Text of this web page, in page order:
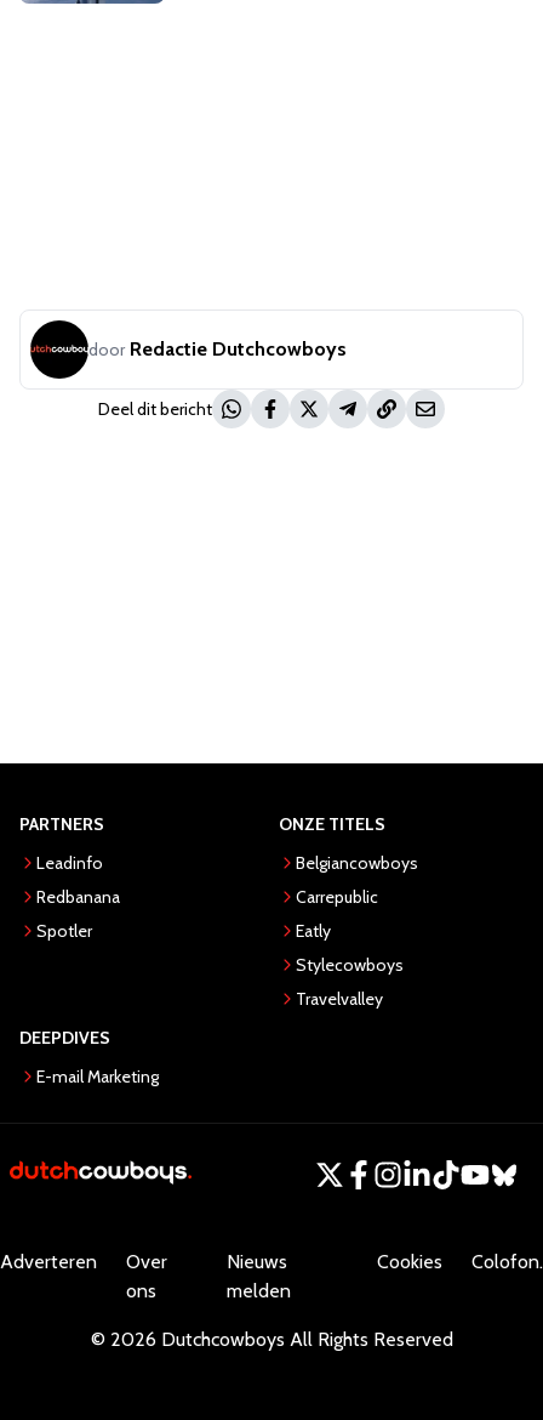
door Redactie Dutchcowboys
Deel dit bericht
PARTNERS
Leadinfo
Redbanana
Spotler
ONZE TITELS
Belgiancowboys
Carrepublic
Eatly
Stylecowboys
Travelvalley
DEEPDIVES
E-mail Marketing
Adverteren
Over
ons
Nieuws
melden
Cookies Colofon.
© 2026 Dutchcowboys All Rights Reserved